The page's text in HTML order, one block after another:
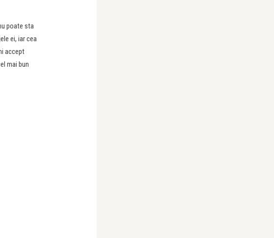
poate sta
ei, iar cea
accept
mai bun